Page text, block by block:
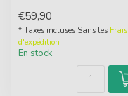
€59,90
* Taxes incluses Sans les Frais
d'expédition
En stock